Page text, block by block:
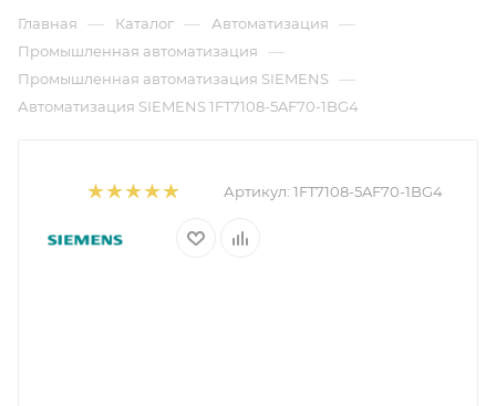
Главная — Каталог — Автоматизация —
Промышленная автоматизация —
Промышленная автоматизация SIEMENS —
Автоматизация SIEMENS 1FT7108-5AF70-1BG4
Артикул: 1FT7108-5AF70-1BG4